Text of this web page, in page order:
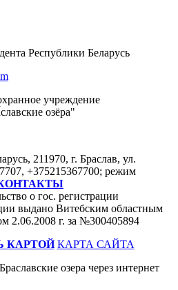
Республики Беларусь
учреждение
озёра"
211970, г. Браслав, ул.
+375215367700; режим
о гос. регистрации
выдано Витебским областным
2.06.2008 г. за №300405894
КАРТОЙ КАРТА САЙТА